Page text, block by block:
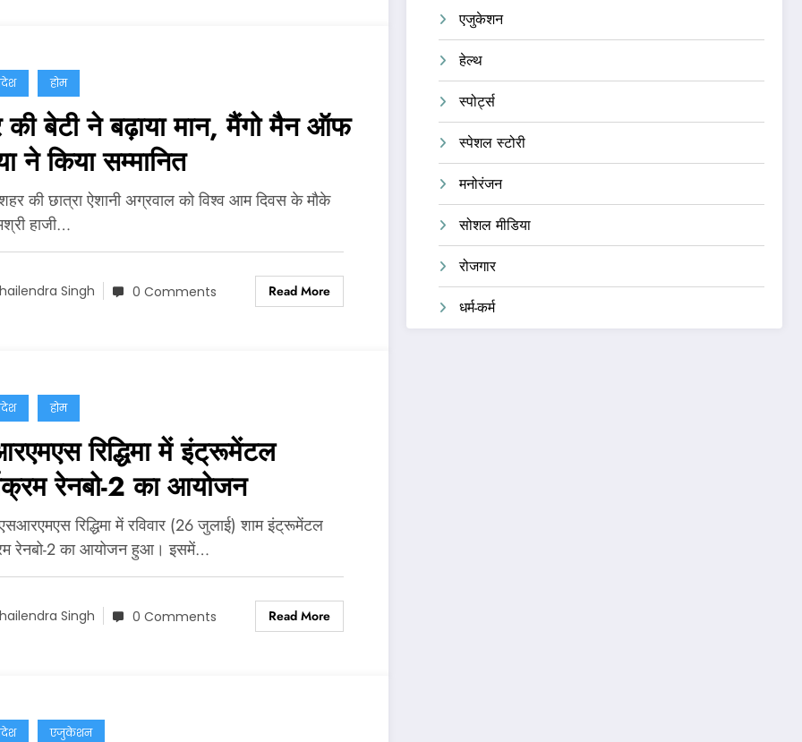
होम
बेटी ने बढ़ाया मान, मैंगो मैन ऑफ
ने किया सम्मानित
की छात्रा ऐशानी अग्रवाल को विश्व आम दिवस के मौके
हाजी…
Singh 0 Comments Read More
होम
रिद्धिमा में इंट्रूमेंटल
रेनबो-2 का आयोजन
रिद्धिमा में रविवार (26 जुलाई) शाम इंट्रूमेंटल
रेनबो-2 का आयोजन हुआ। इसमें…
Singh 0 Comments Read More
एजुकेशन
एजुकेशन
हेल्थ
स्पोर्ट्स
स्पेशल स्टोरी
मनोरंजन
सोशल मीडिया
रोजगार
धर्म-कर्म